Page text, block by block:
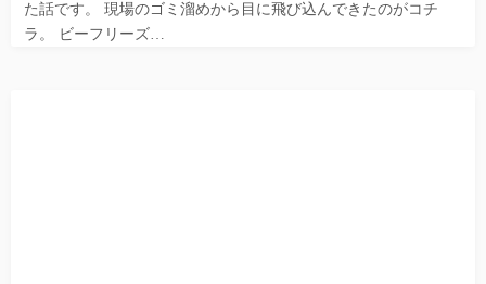
た話です。 現場のゴミ溜めから目に飛び込んできたのがコチ
ラ。 ビーフリーズ…